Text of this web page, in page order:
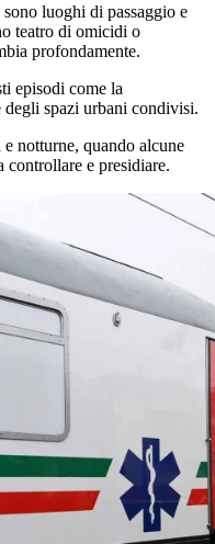
luoghi di passaggio e
teatro di omicidi o
profondamente.
episodi come la
degli spazi urbani condivisi.
notturne, quando alcune
e presidiare.